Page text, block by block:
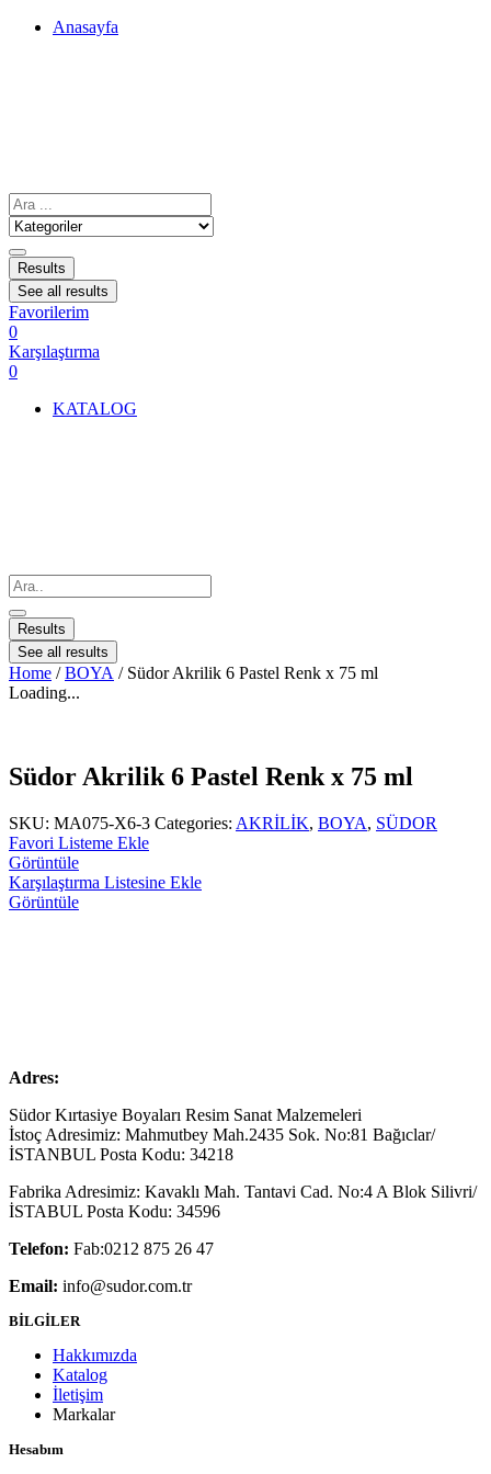
Anasayfa
Results
See all results
Favorilerim
0
Karşılaştırma
0
KATALOG
Results
See all results
Home /BOYA / Südor Akrilik 6 Pastel Renk x 75 ml
Loading...
Südor Akrilik 6 Pastel Renk x 75 ml
SKU: MA075-X6-3 Categories: AKRİLİK, BOYA, SÜDOR
Favori Listeme Ekle
Görüntüle
Karşılaştırma Listesine Ekle
Görüntüle
Adres:
Südor Kırtasiye Boyaları Resim Sanat Malzemeleri
İstoç Adresimiz: Mahmutbey Mah.2435 Sok. No:81 Bağıclar/
İSTANBUL Posta Kodu: 34218
Fabrika Adresimiz: Kavaklı Mah. Tantavi Cad. No:4 A Blok Silivri/
İSTABUL Posta Kodu: 34596
Telefon: Fab:0212 875 26 47
Email: info@sudor.com.tr
BİLGİLER
Hakkımızda
Katalog
İletişim
Markalar
Hesabım